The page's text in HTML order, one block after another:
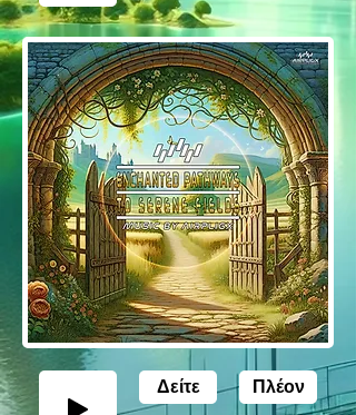
Δείτε Πλέον